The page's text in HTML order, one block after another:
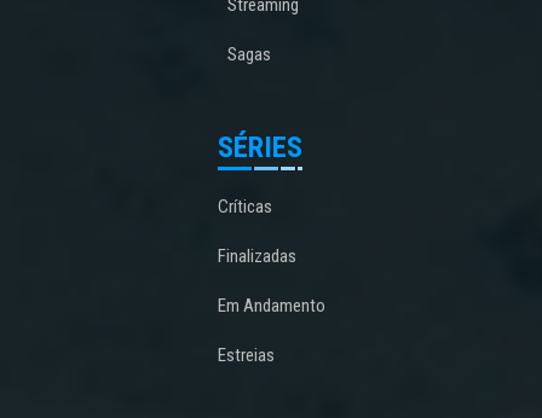
Sagas
SÉRIES
Críticas
Finalizadas
Em Andamento
Estreias